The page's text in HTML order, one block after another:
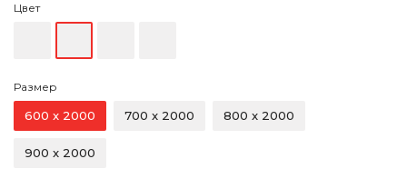
Глухие (без стекла)
Светлые
Тёмные
Цвет
Размер
600 x 2000 700 x 2000 800 x 2000
900 x 2000